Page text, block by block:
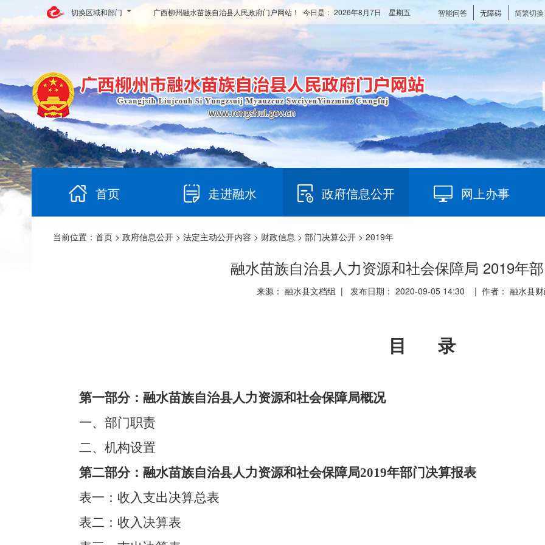
切换区域和部门 智能问答 无障碍 简繁切换
广西柳州融水苗族自治县人民政府门户网站！ 今日是： 2026年8月7日 星期五
首页 走进融水 政府信息公开 网上办事
当前位置： 首页 > 政府信息公开 > 法定主动公开内容 > 财政信息 > 部门决算公开 > 2019年
融水苗族自治县人力资源和社会保障局 2019年
来源： 融水县文档组 | 发布日期： 2020-09-05 14:30 | 作者： 融水县财
目 录
第一部分：融水苗族自治县人力资源和社会保障局概况
一、部门职责
二、机构设置
第二部分：融水苗族自治县人力资源和社会保障局2019年部门决算报表
表一：收入支出决算总表
表二：收入决算表